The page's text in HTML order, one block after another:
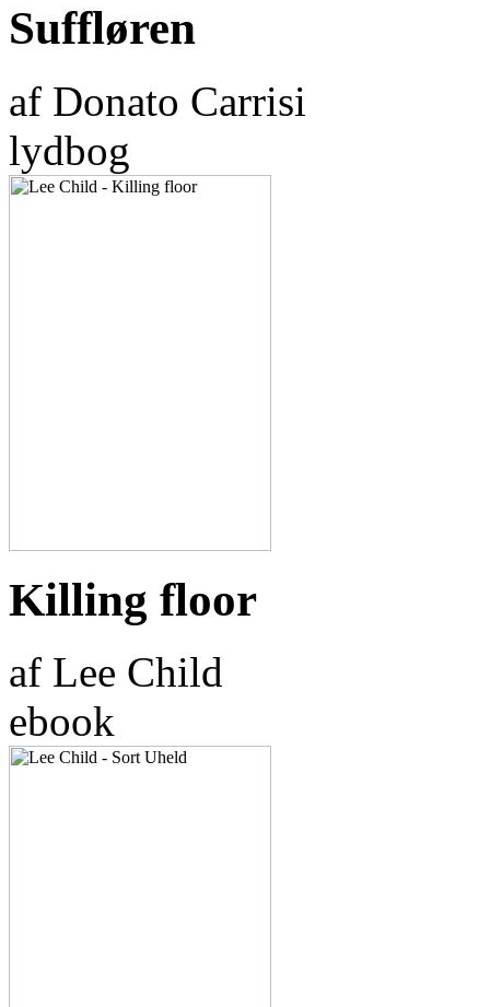
Suffløren
af Donato Carrisi
lydbog
Killing floor
af Lee Child
ebook